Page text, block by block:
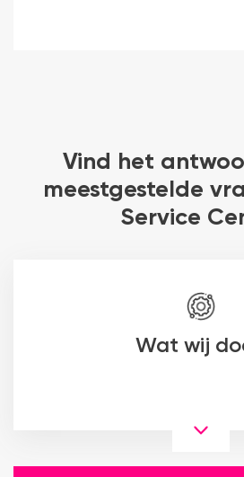
Vind het
meestgestelde
Service
Wat wij